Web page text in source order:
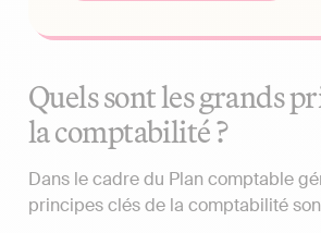
Quels sont les grands
la comptabilité ?
Dans le cadre du Plan comptable
principes clés de la comptabilité